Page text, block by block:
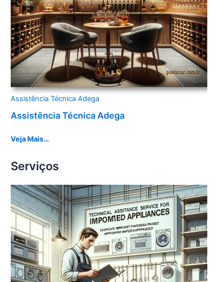
Assistência Técnica Adega
Assistência Técnica Adega
Veja Mais…
Serviços